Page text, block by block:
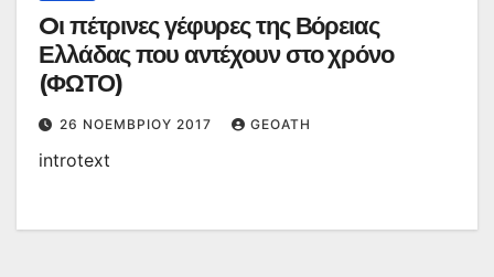
Oι πέτρινες γέφυρες της Βόρειας
Ελλάδας που αντέχουν στο χρόνο
(ΦΩΤΟ)
26 ΝΟΕΜΒΡΊΟΥ 2017 GEOATH
introtext